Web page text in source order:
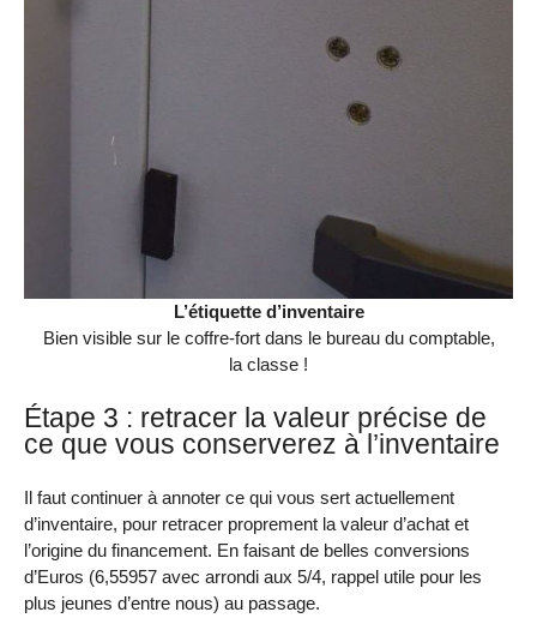
L’étiquette d’inventaire
Bien visible sur le coffre-fort dans le bureau du comptable,
la classe !
Étape 3 : retracer la valeur précise de
ce que vous conserverez à l’inventaire
Il faut continuer à annoter ce qui vous sert actuellement
d’inventaire, pour retracer proprement la valeur d’achat et
l’origine du financement. En faisant de belles conversions
d’Euros (6,55957 avec arrondi aux 5/4, rappel utile pour les
plus jeunes d’entre nous) au passage.